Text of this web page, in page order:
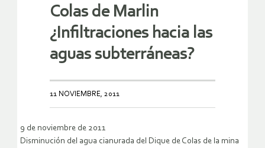
Colas de Marlin
¿Infiltraciones hacia las
aguas subterráneas?
11 NOVIEMBRE, 2011
9 de noviembre de 2011
Disminución del agua cianurada del Dique de Colas de la mina